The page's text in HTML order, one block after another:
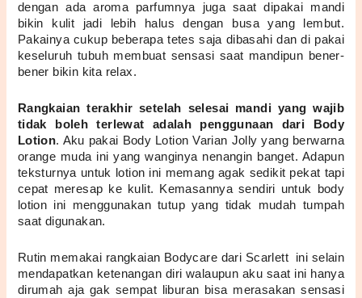
dengan ada aroma parfumnya juga saat dipakai mandi
bikin kulit jadi lebih halus dengan busa yang lembut.
Pakainya cukup beberapa tetes saja dibasahi dan di pakai
keseluruh tubuh membuat sensasi saat mandipun bener-
bener bikin kita relax.
Rangkaian terakhir setelah selesai mandi yang wajib
tidak boleh terlewat adalah penggunaan dari Body
Lotion. Aku pakai Body Lotion Varian Jolly yang berwarna
orange muda ini yang wanginya nenangin banget. Adapun
teksturnya untuk lotion ini memang agak sedikit pekat tapi
cepat meresap ke kulit. Kemasannya sendiri untuk body
lotion ini menggunakan tutup yang tidak mudah tumpah
saat digunakan.
Rutin memakai rangkaian Bodycare dari Scarlett  ini selain
mendapatkan ketenangan diri walaupun aku saat ini hanya
dirumah aja gak sempat liburan bisa merasakan sensasi